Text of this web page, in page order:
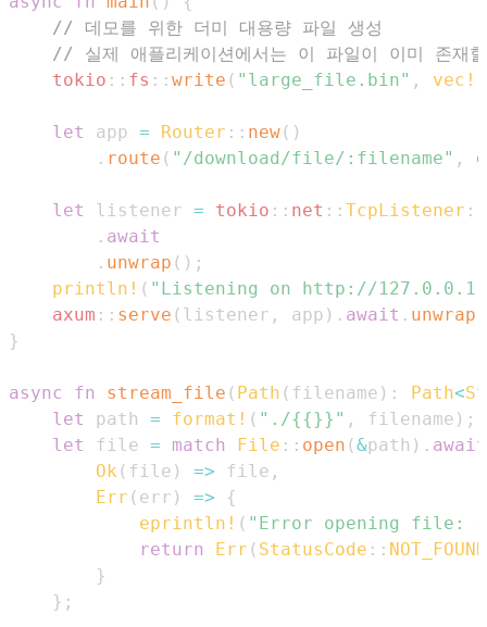
// 데모를 위한 더미 대용량 파일 생성
// 실제 애플리케이션에서는 이 파일이 이미 존재
tokio :: fs :: write ( "large_file.bin" , vec!
let app = Router :: new( )
. route ( "/download/file/:filename" ,
let listener = tokio :: net :: TcpListener ::
. await
. unwrap ( ) ;
println! ( "Listening on http://
axum :: serve ( listener , app ) . await . unwrap
}
async fn stream_file ( Path ( filename ) : Path<
let
path = format! ( "./{{}}" , filename ) ;
let
file = match File :: open (&path ) . await
Ok ( file ) => file ,
Err ( err ) =>
{
eprintln! ( "Error opening
return
Err ( StatusCode :: NOT_FOUND
}
} ;